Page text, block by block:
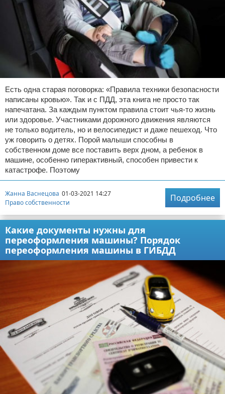
Миграционное право
Административное право
Пенсия, пособия и льготы
Семейное право
Льготы и компенсации
Наследство и завещания
Медицинское право
Уголовное право
Нотариат в РФ
Земельное право
Право собственности
Исполнительное производство
Судопроизводство
Защита прав потребителей
Отказ от ответственности
Есть одна старая поговорка: «Правила техники безопасности
написаны кровью». Так и с ПДД, эта книга не просто так
напечатана. За каждым пунктом правила стоит чья-то жизнь
или здоровье. Участниками дорожного движения являются
не только водитель, но и велосипедист и даже пешеход. Что
уж говорить о детях. Порой малыши способны в
собственном доме все поставить верх дном, а ребенок в
машине, особенно гиперактивный, способен привести к
катастрофе. Поэтому
Жанна Васнецова 01-03-2021 14:27
Право собственности
Подробнее
Какие документы нужны для
переоформления машины? Порядок
переоформления машины в ГИБДД